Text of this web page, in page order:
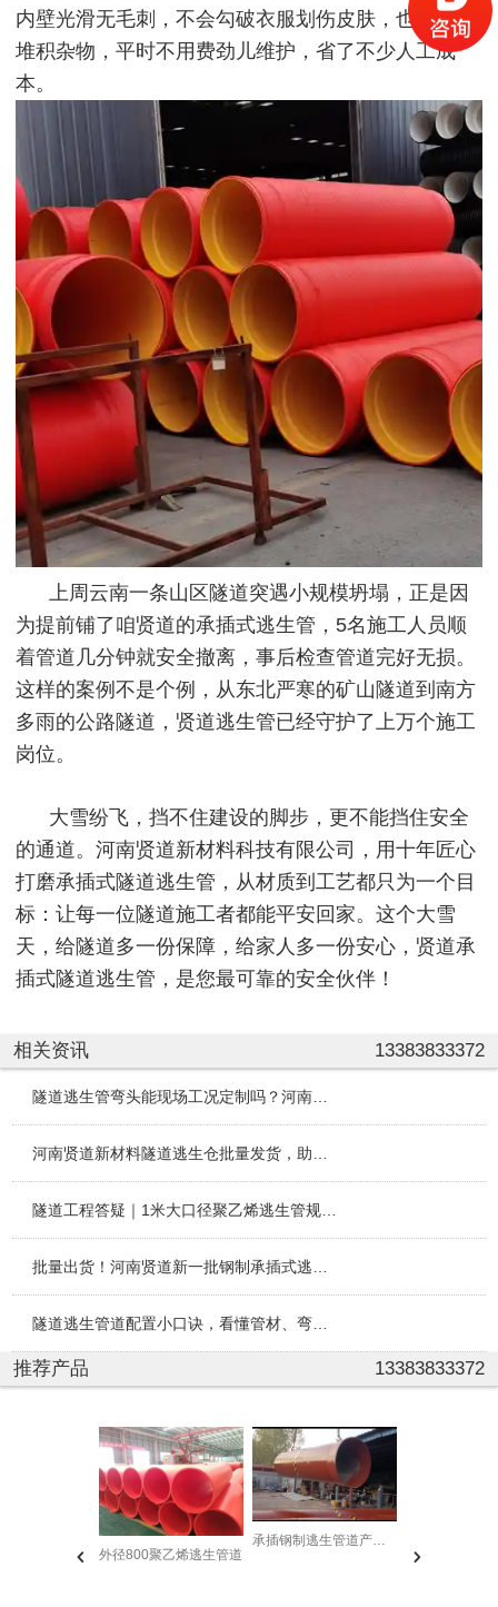
内壁光滑无毛刺，不会勾破衣服划伤皮肤，也不容易
堆积杂物，平时不用费劲儿维护，省了不少人工成
本。
上周云南一条山区隧道突遇小规模坍塌，正是因
为提前铺了咱贤道的承插式逃生管，5名施工人员顺
着管道几分钟就安全撤离，事后检查管道完好无损。
这样的案例不是个例，从东北严寒的矿山隧道到南方
多雨的公路隧道，贤道逃生管已经守护了上万个施工
岗位。
大雪纷飞，挡不住建设的脚步，更不能挡住安全
的通道。河南贤道新材料科技有限公司，用十年匠心
打磨承插式隧道逃生管，从材质到工艺都只为一个目
标：让每一位隧道施工者都能平安回家。这个大雪
天，给隧道多一份保障，给家人多一份安心，贤道承
插式隧道逃生管，是您最可靠的安全伙伴！
相关资讯 13383833372
隧道逃生管弯头能现场工况定制吗？河南贤道定制弯头为您解惑
河南贤道新材料隧道逃生仓批量发货，助力多地隧道施工安全建
隧道工程答疑｜1米大口径聚乙烯逃生管规格与适配场景
批量出货！河南贤道新一批钢制承插式逃生管道顺利发往各大施
隧道逃生管道配置小口诀，看懂管材、弯头、抱箍、逃生舱整套
推荐产品 13383833372
外径800聚乙烯逃生管道
承插钢制逃生管道产品实拍